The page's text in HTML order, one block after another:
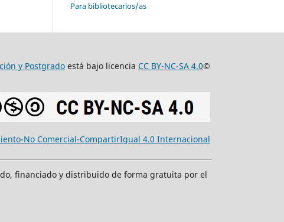
Para bibliotecarios/as
y Postgrado está bajo licencia CC BY-NC-SA 4.0©
No Comercial-CompartirIgual 4.0 Internacional
financiado y distribuido de forma gratuita por el